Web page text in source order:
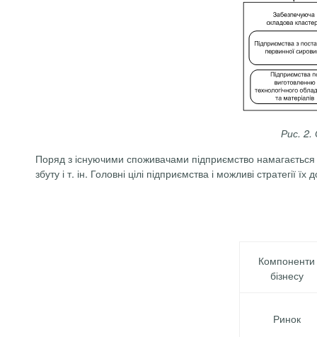
Рис. 2.
Поряд з існуючими споживачами підприємство намагається
збуту і т. ін. Головні цілі підприємства і можливі стратегії
Компоненти
бізнесу
Ринок